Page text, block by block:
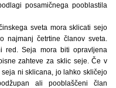
posamičnega pooblastila
sveta mora sklicati sejo
najmanj četrtine članov sveta.
red. Seja mora biti opravljena
zahteve za sklic seje. Če v
ni sklicana, jo lahko skličejo
ali pooblaščeni član